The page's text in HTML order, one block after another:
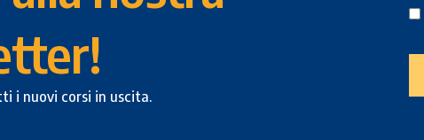
i nuovi corsi in uscita.